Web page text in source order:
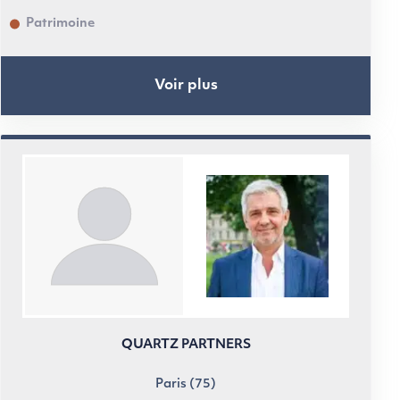
Patrimoine
Voir plus
QUARTZ PARTNERS
Paris (75)